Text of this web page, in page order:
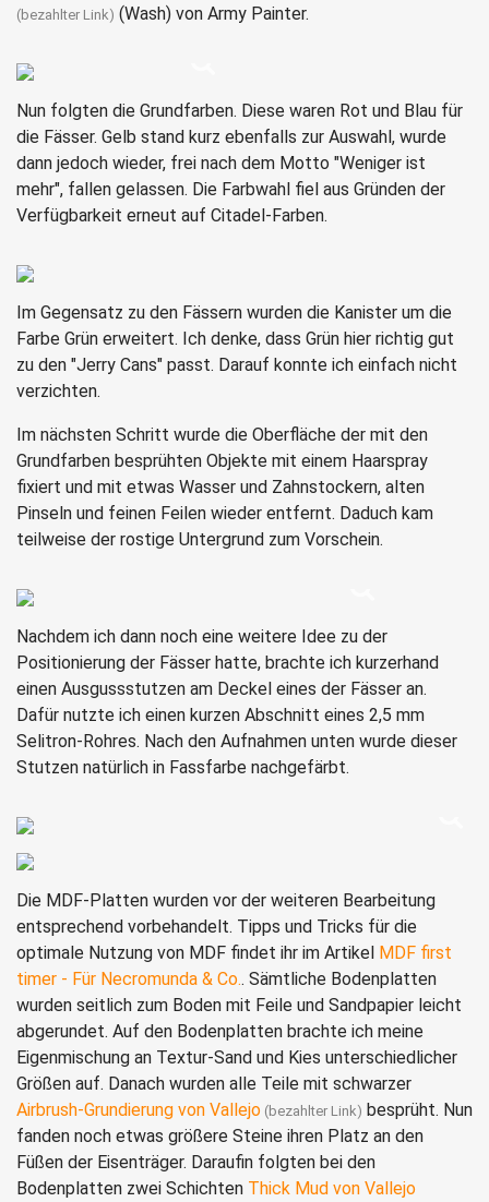
(Wash) von Army Painter.
Nun folgten die Grundfarben. Diese waren Rot und Blau für
die Fässer. Gelb stand kurz ebenfalls zur Auswahl, wurde
dann jedoch wieder, frei nach dem Motto "Weniger ist
mehr", fallen gelassen. Die Farbwahl fiel aus Gründen der
Verfügbarkeit erneut auf Citadel-Farben.
Im Gegensatz zu den Fässern wurden die Kanister um die
Farbe Grün erweitert. Ich denke, dass Grün hier richtig gut
zu den "Jerry Cans" passt. Darauf konnte ich einfach nicht
verzichten.
Im nächsten Schritt wurde die Oberfläche der mit den
Grundfarben besprühten Objekte mit einem Haarspray
fixiert und mit etwas Wasser und Zahnstockern, alten
Pinseln und feinen Feilen wieder entfernt. Daduch kam
teilweise der rostige Untergrund zum Vorschein.
Nachdem ich dann noch eine weitere Idee zu der
Positionierung der Fässer hatte, brachte ich kurzerhand
einen Ausgussstutzen am Deckel eines der Fässer an.
Dafür nutzte ich einen kurzen Abschnitt eines 2,5 mm
Selitron-Rohres. Nach den Aufnahmen unten wurde dieser
Stutzen natürlich in Fassfarbe nachgefärbt.
Die MDF-Platten wurden vor der weiteren Bearbeitung
entsprechend vorbehandelt. Tipps und Tricks für die
optimale Nutzung von MDF findet ihr im Artikel MDF first
timer - Für Necromunda & Co.. Sämtliche Bodenplatten
wurden seitlich zum Boden mit Feile und Sandpapier leicht
abgerundet. Auf den Bodenplatten brachte ich meine
Eigenmischung an Textur-Sand und Kies unterschiedlicher
Größen auf. Danach wurden alle Teile mit schwarzer
Airbrush-Grundierung von Vallejo
besprüht. Nun
fanden noch etwas größere Steine ihren Platz an den
Füßen der Eisenträger. Daraufin folgten bei den
Bodenplatten zwei Schichten Thick Mud von Vallejo